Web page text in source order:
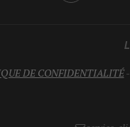
DE CONFIDENTIALITÉ-